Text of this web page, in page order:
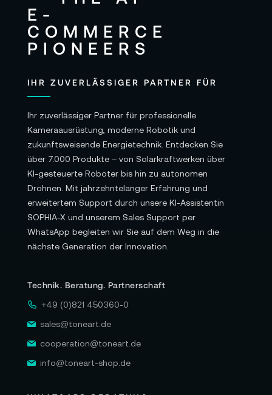
IHR ZUVERLÄSSIGER PARTNER FÜR
Ihr zuverlässiger Partner für professionelle
Kameraausrüstung, moderne Robotik und
zukunftsweisende Energietechnik. Entdecken Sie
über 7.000 Produkte – von Solarkraftwerken über
KI-gesteuerte Roboter bis hin zu autonomen
Drohnen. Mit jahrzehntelanger Erfahrung und
erweitertem Support durch unsere KI-Assistentin
SOPHIA-X und unserem Sales Support per
WhatsApp begleiten wir Sie auf dem Weg in die
nächste Generation der Innovation.
Technik. Beratung. Partnerschaft
+49 (0)821 450360-0
sales@toneart.de
cooperation@toneart.de
info@toneart-shop.de